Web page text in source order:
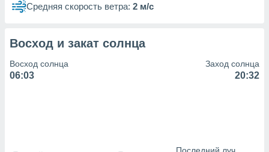
1199
Средняя скорость ветра: 2 м/с
Восход и закат солнца
Восход солнца
06:03
Заход солнца
20:32